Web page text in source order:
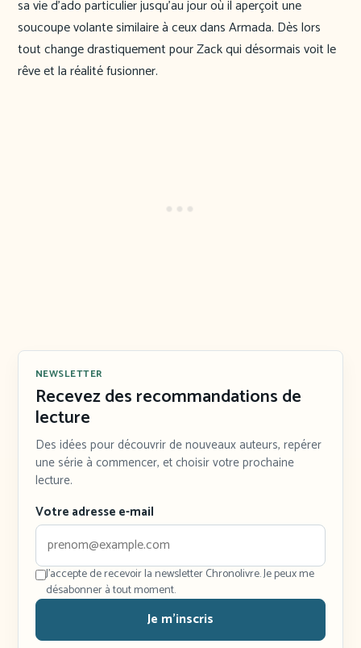
sa vie d’ado particulier jusqu’au jour où il aperçoit une
soucoupe volante similaire à ceux dans Armada. Dès lors
tout change drastiquement pour Zack qui désormais voit le
rêve et la réalité fusionner.
NEWSLETTER
Recevez des recommandations de
lecture
Des idées pour découvrir de nouveaux auteurs, repérer
une série à commencer, et choisir votre prochaine
lecture.
Votre adresse e-mail
J'accepte de recevoir la newsletter Chronolivre. Je peux me
désabonner à tout moment.